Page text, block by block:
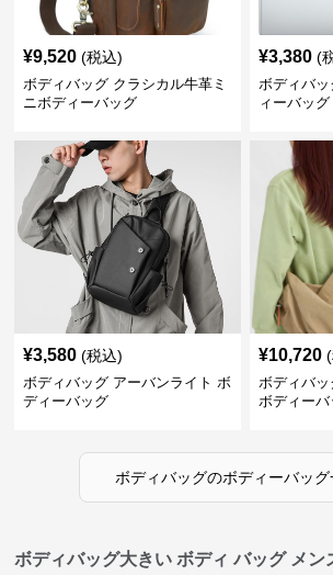
¥9,520 (税込)
ボディバッグ クラシカル牛革ミ
ニボディーバッグ
¥3,380 (
ボディバ
ィーバッグ
¥3,580 (税込)
ボディバッグ アーバンライト ボ
ディーバッグ
¥10,720
ボディバ
ボディーバ
ボディバッグのボディーバッグ
ボディバッグ大きい ボディ バッグ メン